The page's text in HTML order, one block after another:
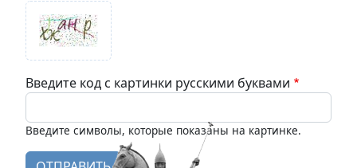
Введите код с картинки русскими буквами
Введите символы, которые показаны на картинке.